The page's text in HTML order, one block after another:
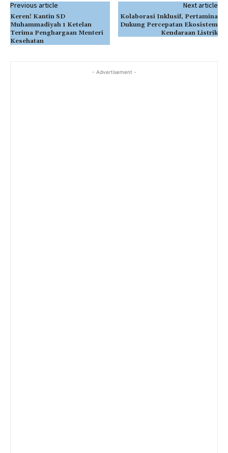
Previous article
Keren! Kantin SD
Muhammadiyah 1 Ketelan
Terima Penghargaan Menteri
Kesehatan
Next article
Kolaborasi Inklusif, Pertamina
Dukung Percepatan Ekosistem
Kendaraan Listrik
- Advertisement -